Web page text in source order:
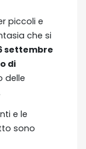
piccoli e
che si
settembre
di
delle
e le
sono